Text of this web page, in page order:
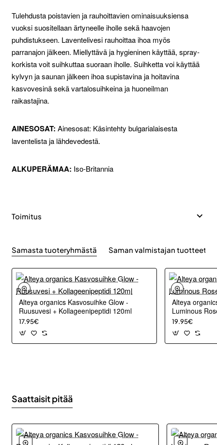
Tulehdusta poistavien ja rauhoittavien ominaisuuksiensa
vuoksi suositellaan ärtyneelle iholle sekä haavojen
puhdistukseen. Laventelivesi rauhoittaa ihoa myös
parranajon jälkeen. Miellyttävä ja hygieninen käyttää, spray-
korkista voit suihkuttaa suoraan iholle. Suihketta voi käyttää
kylvyn ja saunan jälkeen ihoa supistavina ja hoitavina
kasvovesinä sekä vartalosuihkeina ja huoneilman
raikastajina.
AINESOSAT: Ainesosat: Käsintehty bulgarialaisesta
laventelista ja lähdevedestä.
ALKUPERÄMAA: Iso-Britannia
Toimitus
Samasta tuoteryhmästä Saman valmistajan tuotteet
Alteya organics Kasvosuihke Glow -
Ruusuvesi + Kollageenipeptidi 120ml
17.95€
Alteya
Luminous
19.95€
Saattaisit pitää